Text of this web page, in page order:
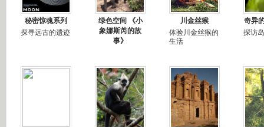
秘密惊魂系列
探寻远古的遗迹
绿色空间 《小
象娜斯芮的故
事》
川金丝猴
体验川金丝猴的
生活
奇异
探访